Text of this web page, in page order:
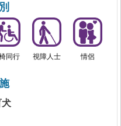
同行 視障人士 情侶